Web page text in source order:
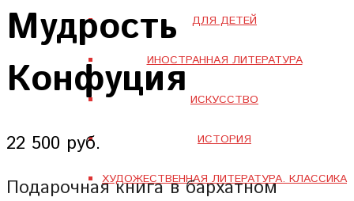
ДЛЯ ДЕТЕЙ
ИНОСТРАННАЯ ЛИТЕРАТУРА
ИСКУССТВО
ИСТОРИЯ
ХУДОЖЕСТВЕННАЯ ЛИТЕРАТУРА. КЛАССИКА
Мудрость
Конфуция
22 500 руб.
Подарочная книга в бархатном